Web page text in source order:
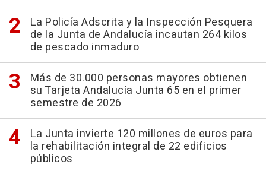
La Policía Adscrita y la Inspección Pesquera
de la Junta de Andalucía incautan 264 kilos
de pescado inmaduro
Más de 30.000 personas mayores obtienen
su Tarjeta Andalucía Junta 65 en el primer
semestre de 2026
La Junta invierte 120 millones de euros para
la rehabilitación integral de 22 edificios
públicos